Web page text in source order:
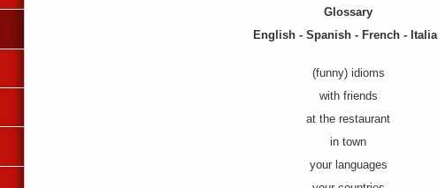
Glossary
English - Spanish - French -
(funny) idioms
with friends
at the restaurant
in town
your languages